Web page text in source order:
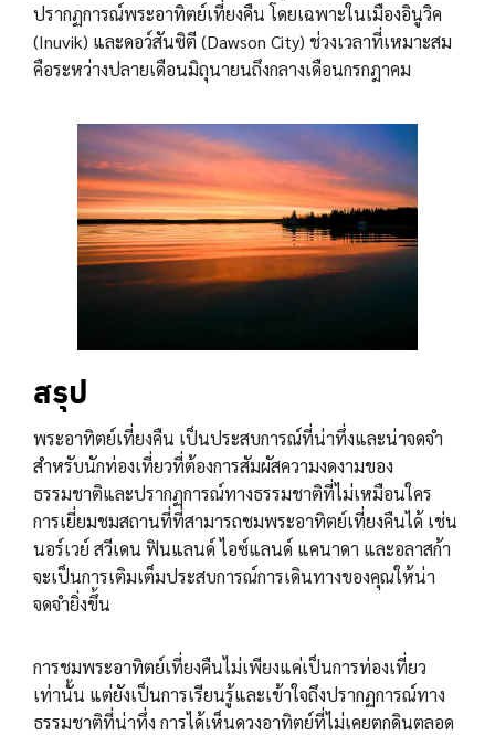
ปรากฏการณ์พระอาทิตย์เที่ยงคืน โดยเฉพาะในเมืองอินูวิค
(Inuvik) และดอว์สันซิตี (Dawson City) ช่วงเวลาที่เหมาะสม
คือระหว่างปลายเดือนมิถุนายนถึงกลางเดือนกรกฎาคม
สรุป
พระอาทิตย์เที่ยงคืน เป็นประสบการณ์ที่น่าทึ่งและน่าจดจำ
สำหรับนักท่องเที่ยวที่ต้องการสัมผัสความงดงามของ
ธรรมชาติและปรากฏการณ์ทางธรรมชาติที่ไม่เหมือนใคร
การเยี่ยมชมสถานที่ที่สามารถชมพระอาทิตย์เที่ยงคืนได้ เช่น
นอร์เวย์ สวีเดน ฟินแลนด์ ไอซ์แลนด์ แคนาดา และอลาสก้า
จะเป็นการเติมเต็มประสบการณ์การเดินทางของคุณให้น่า
จดจำยิ่งขึ้น
การชมพระอาทิตย์เที่ยงคืนไม่เพียงแค่เป็นการท่องเที่ยว
เท่านั้น แต่ยังเป็นการเรียนรู้และเข้าใจถึงปรากฏการณ์ทาง
ธรรมชาติที่น่าทึ่ง การได้เห็นดวงอาทิตย์ที่ไม่เคยตกดินตลอด